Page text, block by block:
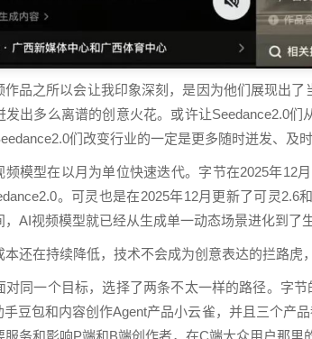
作品之所以会让我印象深刻，是因为他们展现出
发出多么离谱的创意火花。或许让Seedance2.0
们改变行业的一定是更多随时迸发、及时
频模型在以月为单位快速迭代。字节在2025年12
。可灵也是在2025年12月更新了可灵
，AI视频模型就已经从生成单一动态场景进化到了
本还在持续降低，技术不会成为创意表达的拦路虎
对同一个目标，选择了两条不太一样的路径。字节
手豆包和内容创作Agent产品小云雀，并且三个产